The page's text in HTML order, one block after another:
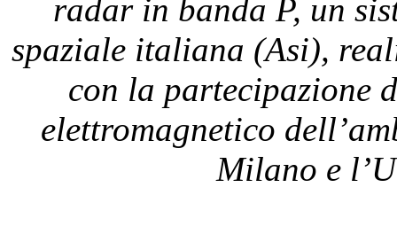
radar in banda P, un
spaziale italiana (Asi),
con la partecipazione
elettromagnetico
Milano e